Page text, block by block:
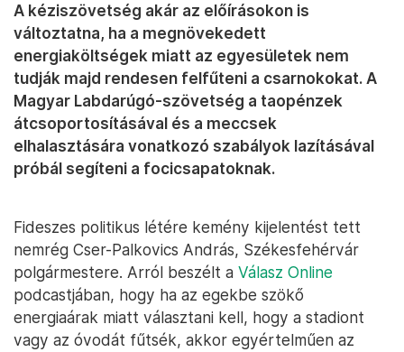
A kéziszövetség akár az előírásokon is
változtatna, ha a megnövekedett
energiaköltségek miatt az egyesületek nem
tudják majd rendesen felfűteni a csarnokokat. A
Magyar Labdarúgó-szövetség a taopénzek
átcsoportosításával és a meccsek
elhalasztására vonatkozó szabályok lazításával
próbál segíteni a focicsapatoknak.
Fideszes politikus létére kemény kijelentést tett
nemrég Cser-Palkovics András, Székesfehérvár
polgármestere. Arról beszélt a Válasz Online
podcastjában, hogy ha az egekbe szökő
energiaárak miatt választani kell, hogy a stadiont
vagy az óvodát fűtsék, akkor egyértelműen az